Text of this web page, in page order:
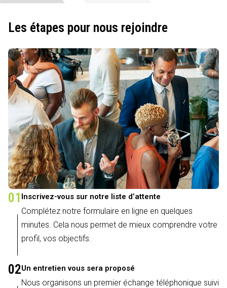
Les étapes pour nous rejoindre
01 Inscrivez-vous sur notre liste d’attente
Complétez notre formulaire en ligne en quelques
minutes. Cela nous permet de mieux comprendre votre
profil, vos objectifs.
02Un entretien vous sera proposé
Nous organisons un premier échange téléphonique suivi